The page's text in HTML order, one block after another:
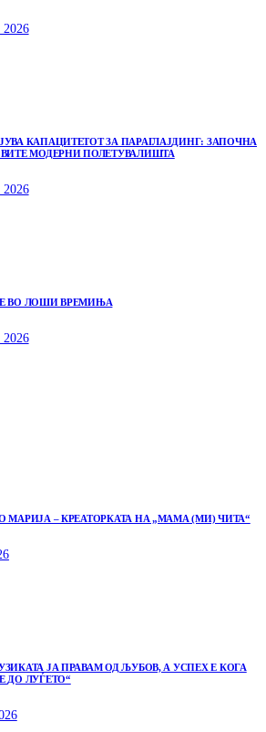
КАПАЦИТЕТОТ ЗА ПАРАГЛАЈДИНГ: ЗАПОЧНА
МОДЕРНИ ПОЛЕТУВАЛИШТА
ВО ЛОШИ ВРЕМИЊА
МАРИЈА – КРЕАТОРКАТА НА „МАМА (МИ) ЧИТА“
ЈА ПРАВАМ ОД ЉУБОВ, А УСПЕХ Е КОГА
ДО ЛУЃЕТО“